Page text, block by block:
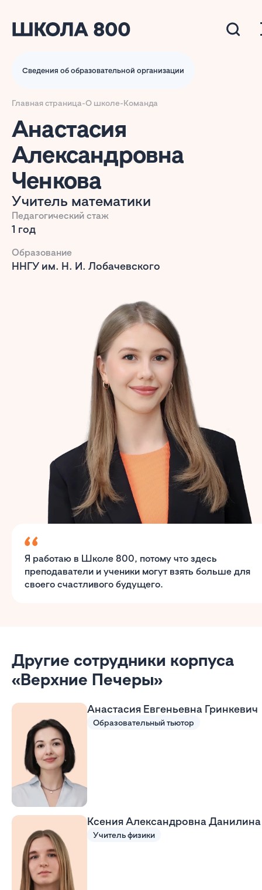
Сведения об образовательной организации
Главная страница-О школе-Команда
Анастасия
Александровна
Ченкова
Учитель математики
Педагогический стаж
1 год
Образование
ННГУ им. Н. И. Лобачевского
Я работаю в Школе 800, потому что здесь
преподаватели и ученики могут взять больше для
своего счастливого будущего.
Другие сотрудники корпуса
«Верхние Печеры»
Анастасия Евгеньевна Гринкевич
Образовательный тьютор
Ксения Александровна Данилина
Учитель физики